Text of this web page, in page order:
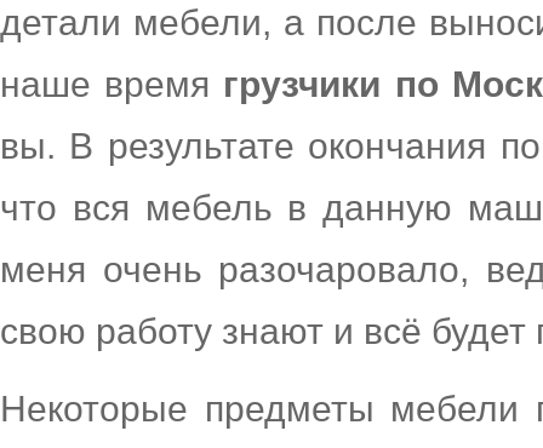
детали мебели, а после
наше время грузчики по
вы. В результате окончания
что вся мебель в данную
меня очень разочаровало,
свою работу знают и всё
Некоторые предметы мебели